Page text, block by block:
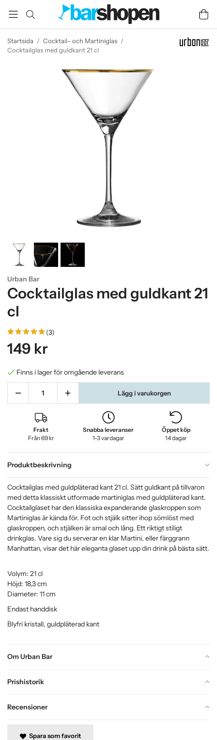
Startsida / Cocktail- och Martiniglas /
Cocktailglas med guldkant 21 cl
Urban Bar
Cocktailglas med guldkant 21
cl
(3)
149 kr
Finns i lager för omgående leverans
Lägg i varukorgen
Frakt
Från 69 kr
Snabba leveranser
1-3 vardagar
Öppet köp
14 dagar
Produktbeskrivning
Om Urban Bar
Prishistorik
Recensioner
Cocktailglas med guldpläterad kant 21 cl. Sätt guldkant på tillvaron
med detta klassiskt utformade martiniglas med guldpläterad kant.
Cocktailglaset har den klassiska expanderande glaskroppen som
Martiniglas är kända för. Fot och stjälk sitter ihop sömlöst med
glaskroppen, och stjälken är smal och lång. Ett riktigt stiligt
drinkglas. Vare sig du serverar en klar Martini, eller färggrann
Manhattan, visar det här eleganta glaset upp din drink på bästa sätt.
Volym: 21 cl
Höjd: 18,3 cm
Diameter: 11 cm
Endast handdisk
Blyfri kristall, guldpläterad kant
Spara som favorit